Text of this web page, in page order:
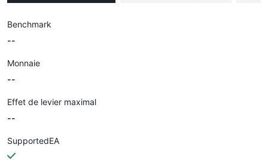
Benchmark
--
Monnaie
--
Effet de levier maximal
--
SupportedEA